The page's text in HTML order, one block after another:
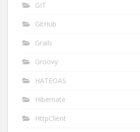
GIT
GitHub
Grails
Groovy
HATEOAS
Hibernate
HttpClient